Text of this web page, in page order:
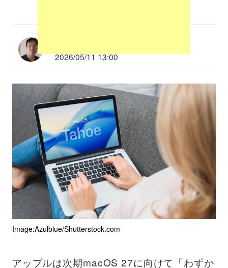
2026/05/11 13:00
Image:Azulblue/Shutterstock.com
アップルは次期macOS 27に向けて「わずか